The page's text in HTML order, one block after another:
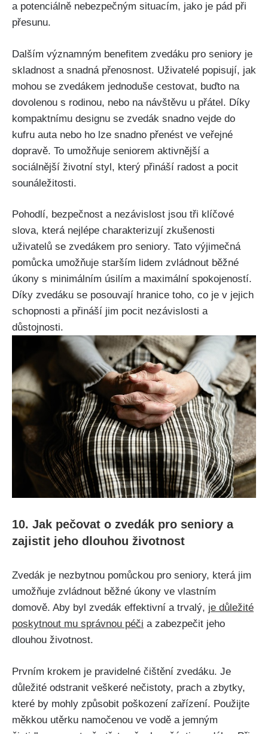
a potenciálně nebezpečným situacím, jako je pád při
přesunu.
Dalším významným benefitem zvedáku pro seniory je
skladnost a snadná přenosnost. Uživatelé popisují, jak
mohou se zvedákem jednoduše cestovat, buďto na
dovolenou s rodinou, nebo na návštěvu u přátel. Díky
kompaktnímu designu se zvedák snadno vejde do
kufru auta nebo ho lze snadno přenést ve veřejné
dopravě. To umožňuje seniorem aktivnější a
sociálnější životní styl, který přináší radost a pocit
sounáležitosti.
Pohodlí, bezpečnost a nezávislost jsou tři klíčové
slova, která nejlépe charakterizují zkušenosti
uživatelů se zvedákem pro seniory. Tato výjimečná
pomůcka umožňuje starším lidem zvládnout běžné
úkony s minimálním úsilím a maximální spokojeností.
Díky zvedáku se posouvají hranice toho, co je v jejich
schopnosti a přináší jim pocit nezávislosti a
důstojnosti.
10. Jak pečovat o zvedák pro seniory a
zajistit jeho dlouhou životnost
Zvedák je nezbytnou pomůckou pro seniory, která jim
umožňuje zvládnout běžné úkony ve vlastním
domově. Aby byl zvedák effektivní a trvalý, je důležité
poskytnout mu správnou péči a zabezpečit jeho
dlouhou životnost.
Prvním krokem je pravidelné čištění zvedáku. Je
důležité odstranit veškeré nečistoty, prach a zbytky,
které by mohly způsobit poškození zařízení. Použijte
měkkou utěrku namočenou ve vodě a jemným